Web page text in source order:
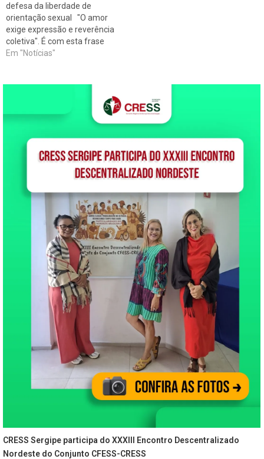
defesa da liberdade de
orientação sexual "O amor
exige expressão e reverência
coletiva". É com esta frase
que o CFESS abre o
Lésbica, celebrado neste 29
de agosto. Trazendo um
texto encharcado de poesia
Em "Notícias"
CRESS Sergipe participa do XXXIII Encontro Descentralizado
Nordeste do Conjunto CFESS-CRESS